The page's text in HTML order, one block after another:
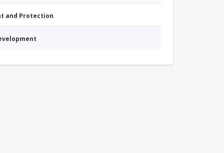
and Protection